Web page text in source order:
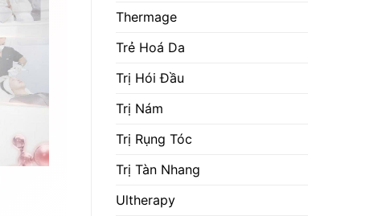
Thermage
Trẻ Hoá Da
Trị Hói Đầu
Trị Nám
Trị Rụng Tóc
Trị Tàn Nhang
Ultherapy